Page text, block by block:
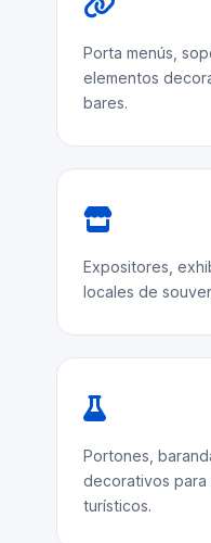
Porta menús,
elementos
bares.
Expositores,
locales de
Portones,
decorativos para
turísticos.